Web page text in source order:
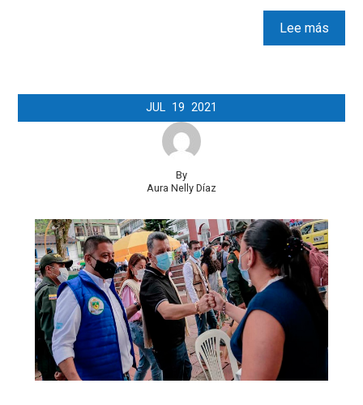
Lee más
JUL 19 2021
By
Aura Nelly Díaz